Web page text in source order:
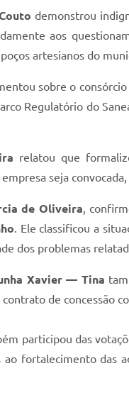
demonstrou
aos
artesianos do
sobre o
Regulatório do
relatou que
seja
de Oliveira,
. Ele classificou a
dos problemas
Xavier — Tina
de concessão
participou das
ao fortalecimento